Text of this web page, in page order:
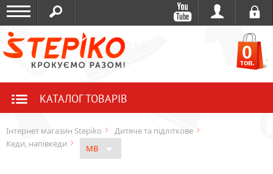
0
тов.
КАТАЛОГ ТОВАРІВ
Інтернет магазин Stepiko
Дитяче та підліткове
Кеди, напівкеди
MB